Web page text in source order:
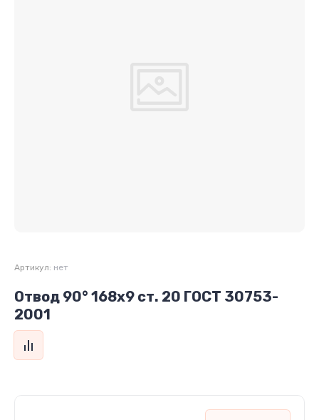
Артикул: нет
Отвод 90° 168х9 ст. 20 ГОСТ 30753-
2001